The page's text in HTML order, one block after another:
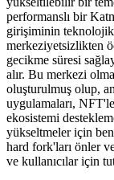
performanslı bir
girişiminin
merkeziyetsizlikten
gecikme süresi
alır. Bu merkezi
oluşturulmuş olup,
uygulamaları,
ekosistemi
yükseltmeler için
hard fork'ları önler
ve kullanıcılar için